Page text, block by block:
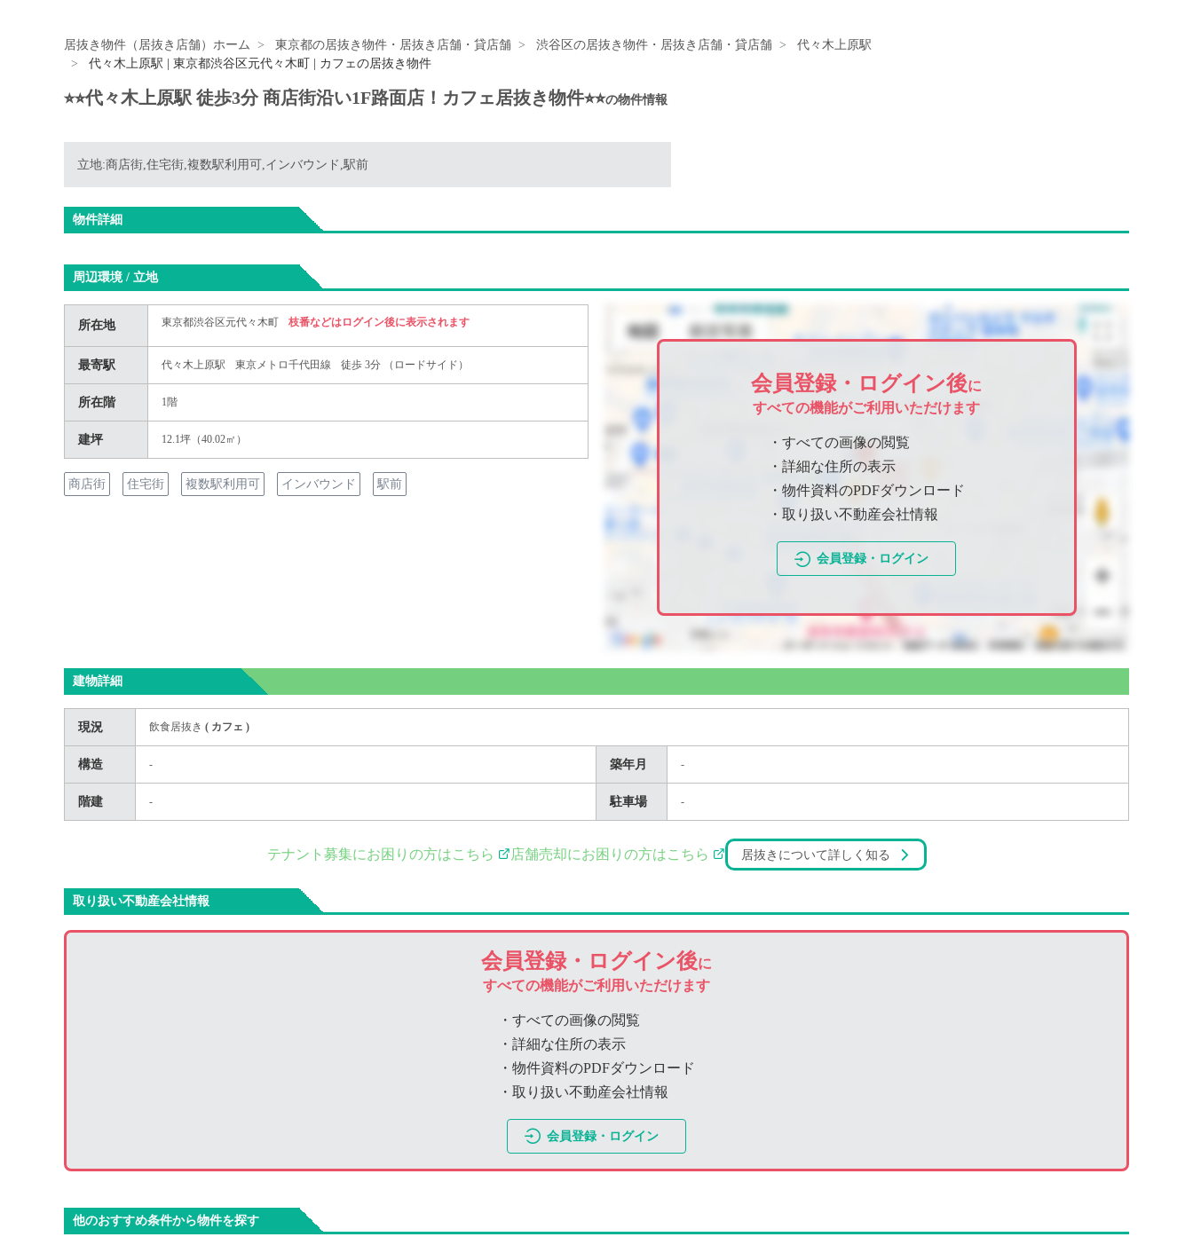
居抜き物件（居抜き店舗）ホーム 東京都の居抜き物件・居抜き店舗・貸店舗 渋谷区の居抜き物件・居抜き店舗・貸店舗
代々木上原駅
代々木上原駅 | 東京都渋谷区元代々木町 | カフェの居抜き物件
⭐︎⭐︎代々木上原駅 徒歩3分 商店街沿い1F路面店！カフェ居抜き物件⭐︎⭐︎の物件情報
立地:商店街,住宅街,複数駅利用可,インバウンド,駅前
物件詳細
周辺環境 / 立地
所在地 東京都渋谷区元代々木町 枝番などはログイン後に表示されます
最寄駅 代々木上原駅 東京メトロ千代田線 徒歩 3分 （ロードサイド）
所在階 1階
建坪 12.1坪（40.02㎡）
商店街 住宅街 複数駅利用可 インバウンド 駅前
会員登録・ログイン後に
すべての機能がご利用いただけます
・すべての画像の閲覧
・詳細な住所の表示
・物件資料のPDFダウンロード
・取り扱い不動産会社情報
会員登録・ログイン
建物詳細
現況 飲食居抜き ( カフェ )
構造 - 築年月 -
階建 - 駐車場 -
テナント募集にお困りの方はこちら 店舗売却にお困りの方はこちら 居抜きについて詳しく知る
取り扱い不動産会社情報
会員登録・ログイン後に
すべての機能がご利用いただけます
・すべての画像の閲覧
・詳細な住所の表示
・物件資料のPDFダウンロード
・取り扱い不動産会社情報
会員登録・ログイン
他のおすすめ条件から物件を探す